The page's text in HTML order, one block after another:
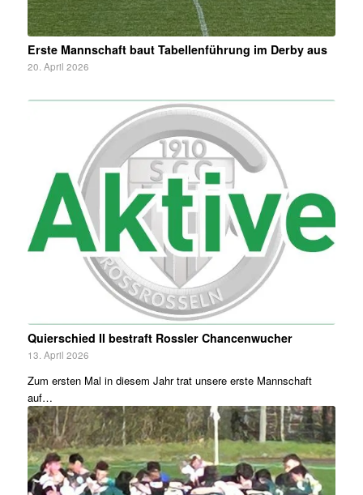
Erste Mannschaft baut Tabellenführung im Derby aus
20. April 2026
Quierschied II bestraft Rossler Chancenwucher
13. April 2026
Zum ersten Mal in diesem Jahr trat unsere erste Mannschaft
auf…